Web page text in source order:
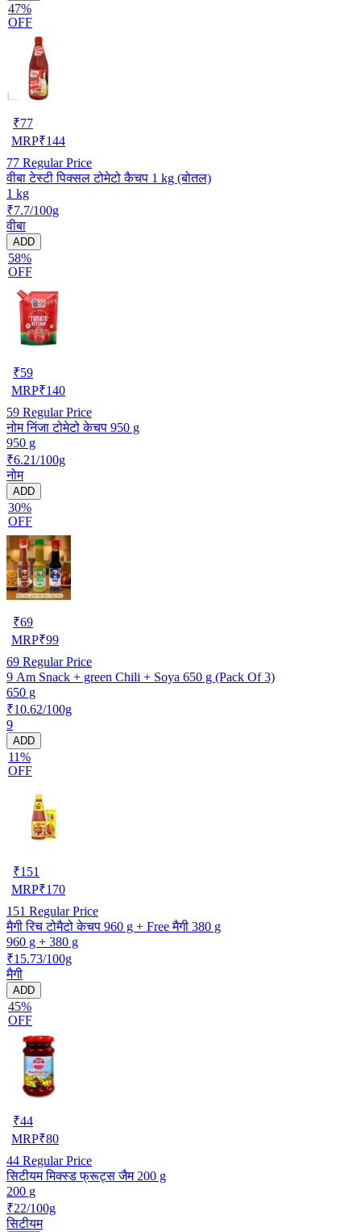
47%
OFF
₹77
MRP₹144
77 Regular Price
वीबा टेस्टी पिक्सल टोमेटो कैचप 1 kg (बोतल)
1 kg
₹7.7/100g
वीबा
ADD
58%
OFF
₹59
MRP₹140
59 Regular Price
नोम निंजा टोमेटो केचप 950 g
950 g
₹6.21/100g
नोम
ADD
30%
OFF
₹69
MRP₹99
69 Regular Price
9 Am Snack + green Chili + Soya 650 g (Pack Of 3)
650 g
₹10.62/100g
9
ADD
11%
OFF
₹151
MRP₹170
151 Regular Price
मैगी रिच टोमैटो केचप 960 g + Free मैगी 380 g
960 g + 380 g
₹15.73/100g
मैगी
ADD
45%
OFF
₹44
MRP₹80
44 Regular Price
सिटीयम मिक्स्ड फ्रूट्स जैम 200 g
200 g
₹22/100g
सिटीयम